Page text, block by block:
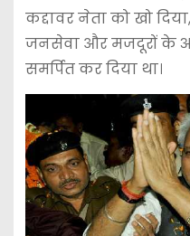
कद्दावर नेता को खो
जनसेवा और मजदूरों के
समर्पित कर दिया था।